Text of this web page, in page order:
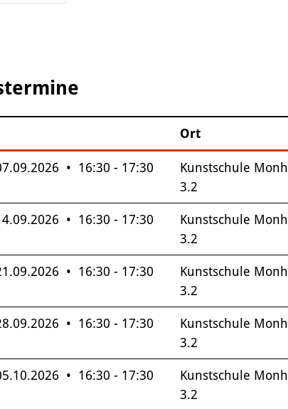
6 Termine zum diesen Kurs
Ort
• 16:30 - 17:30
Kunstschule
3.2
• 16:30 - 17:30
Kunstschule
3.2
• 16:30 - 17:30
Kunstschule
3.2
• 16:30 - 17:30
Kunstschule
3.2
• 16:30 - 17:30
Kunstschule
3.2